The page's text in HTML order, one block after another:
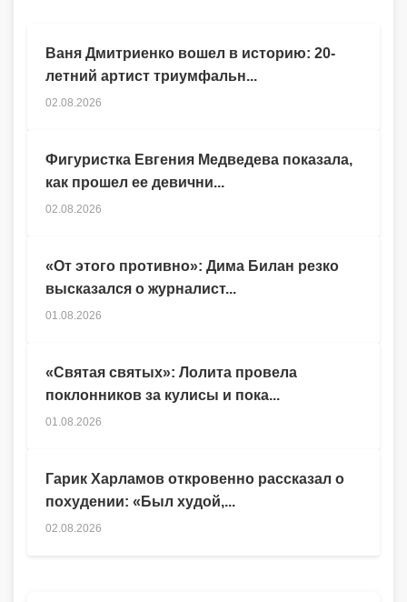
Гарик Харламов откровенно рассказал о
похудении: «Был худой,...
02.08.2026
Ваня Дмитриенко вошел в историю: 20-
летний артист триумфальн...
02.08.2026
Фигуристка Евгения Медведева показала,
как прошел ее девични...
02.08.2026
«От этого противно»: Дима Билан резко
высказался о журналист...
01.08.2026
«Святая святых»: Лолита провела
поклонников за кулисы и пока...
01.08.2026